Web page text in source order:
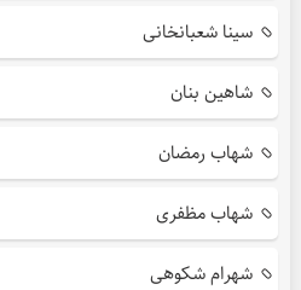
سینا شعبانخانی
شاهین بنان
شهاب رمضان
شهاب مظفری
شهرام شکوهی